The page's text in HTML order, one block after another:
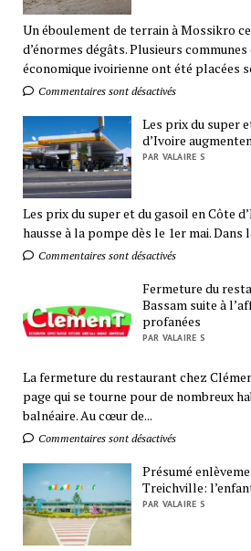
Un éboulement de terrain à Mossikro ce
d’énormes dégâts. Plusieurs
économique ivoirienne ont été placées
Commentaires sont désactivés
Les prix du super
d’Ivoire
PAR VALAIRE S
Les prix du super et du gasoil en Côte
hausse à la pompe dès le 1er mai. Dans
Commentaires sont désactivés
Fermeture du
Bassam suite à
profanées
PAR VALAIRE S
La fermeture du restaurant chez
page qui se tourne pour de nombreux
balnéaire. Au cœur de...
Commentaires sont désactivés
Présumé
Treichville:
PAR VALAIRE S